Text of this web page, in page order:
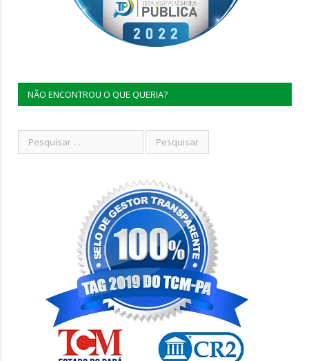
NÃO ENCONTROU O QUE QUERIA?